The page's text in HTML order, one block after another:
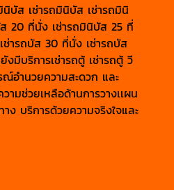
นิบัส เช่ารถมินิบัส เช่ารถมินิ
20 ที่นั่ง เช่ารถมินิบัส 25 ที่
เช่ารถบัส 30 ที่นั่ง เช่ารถบัส
งมีบริการเช่ารถตู้ เช่ารถตู้ วี
อำนวยความสะดวก และ
ามช่วยเหลือด้านการวางเเผน
ง บริการด้วยความจริงใจและ